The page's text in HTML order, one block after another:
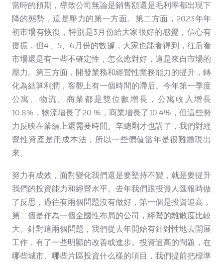
當時的預期，導致公司無論是銷售額還是毛利率都出現下
降的態勢，這是壓力的第一方面。第二方面，2023年年
初市場有恢復，特別是3月份給大家很好的感覺，信心有
提振，但4、5、6月份的數據，大家也能看得到，往后看
市場還是有一些不確定性，怎么應對好，這是來自市場的
壓力。第三方面，開發業務和經營性業務能力的提升，轉
化為結算利潤，客觀上有一個時間的滯后。今年第一季度
公寓、物流、商業都是雙位數增長，公寓收入增長
10.8%，物流增長了20 %，商業增長了10.4%，但這些努
力反映在業績上還需要時間。辛總剛才也講了，我們對經
營性資產是用成本法，所以一些價值當年是很難體現出
來。
努力有成效，面對變化我們還是要堅持不變，就是要提升
我們的投資能力和經營水平。去年我們跟投資人匯報時做
了反思，過往有兩個問題沒有做好，第一個是投資追高，
第二個是作為一個全國性布局的公司，經營的離散度比較
大。針對這兩個問題，我們從去年開始有針對性地去開展
工作，有了一些明顯的改善或進步。投資追高的問題，在
哪些城市、哪些片區投資什么樣的項目，我們提前把標準